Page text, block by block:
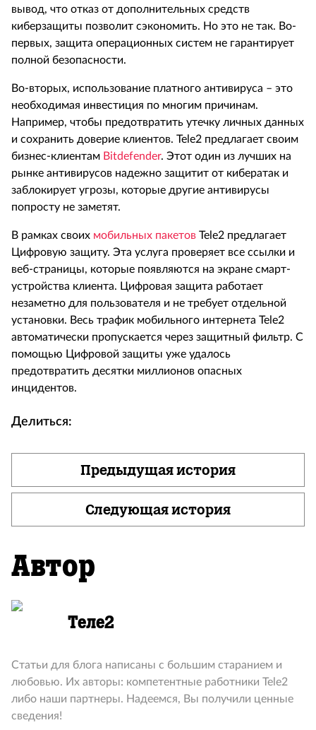
вывод, что отказ от дополнительных средств
киберзащиты позволит сэкономить. Но это не так. Во-
первых, защита операционных систем не гарантирует
полной безопасности.
Во-вторых, использование платного антивируса – это
необходимая инвестиция по многим причинам.
Например, чтобы предотвратить утечку личных данных
и сохранить доверие клиентов. Tele2 предлагает своим
бизнес-клиентам Bitdefender. Этот один из лучших на
рынке антивирусов надежно защитит от кибератак и
заблокирует угрозы, которые другие антивирусы
попросту не заметят.
В рамках своих мобильных пакетов Tele2 предлагает
Цифровую защиту. Эта услуга проверяет все ссылки и
веб-страницы, которые появляются на экране смарт-
устройства клиента. Цифровая защита работает
незаметно для пользователя и не требует отдельной
установки. Весь трафик мобильного интернета Tele2
автоматически пропускается через защитный фильтр. С
помощью Цифровой защиты уже удалось
предотвратить десятки миллионов опасных
инцидентов.
Делиться:
Предыдущая история
Следующая история
Автор
Теле2
Статьи для блога написаны с большим старанием и
любовью. Их авторы: компетентные работники Tele2
либо наши партнеры. Надеемся, Вы получили ценные
сведения!